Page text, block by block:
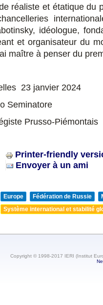
réaliste et étatique du
idéologue,
et organisateur du
maître à penser du
23 janvier 2024
Seminatore
Prusso-Piémontais
Printer-friendly
Envoyer à un ami
Europe Fédération de Russie
Système international et stabilité
Copyright © 1998-2017 IERI (Institut